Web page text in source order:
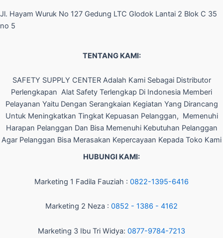
Jl. Hayam Wuruk No 127 Gedung LTC Glodok Lantai 2 Blok C 35
no 5
TENTANG KAMI:
SAFETY SUPPLY CENTER Adalah Kami Sebagai Distributor
Perlengkapan Alat Safety Terlengkap Di Indonesia Memberi
Pelayanan Yaitu Dengan Serangkaian Kegiatan Yang Dirancang
Untuk Meningkatkan Tingkat Kepuasan Pelanggan, Memenuhi
Harapan Pelanggan Dan Bisa Memenuhi Kebutuhan Pelanggan
Agar Pelanggan Bisa Merasakan Kepercayaan Kepada Toko Kami
HUBUNGI KAMI:
Marketing 1 Fadila Fauziah : 0822-1395-6416
Marketing 2 Neza : 0852 - 1386 - 4162
Marketing 3 Ibu Tri Widya: 0877-9784-7213